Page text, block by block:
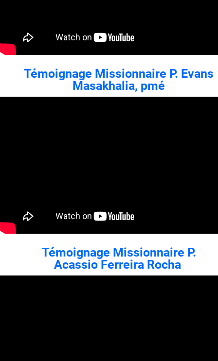
Témoignage Missionnaire P. Evans
Masakhalia, pmé
Témoignage Missionnaire P.
Acassio Ferreira Rocha